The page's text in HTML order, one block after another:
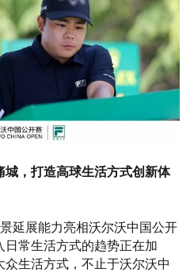
，打造高球生活方式创新体
延展能力亮相沃尔沃中国公开
常生活方式的趋势正在加
生活方式，不止于沃尔沃中